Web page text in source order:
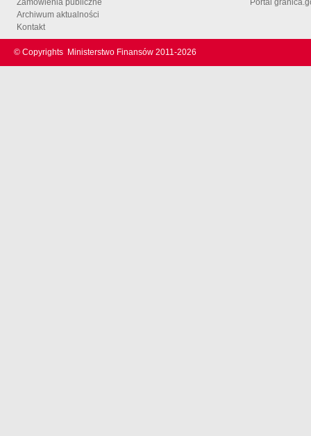
Archiwum aktualności
Kontakt
© Copyrights Ministerstwo Finansów 2011-2026